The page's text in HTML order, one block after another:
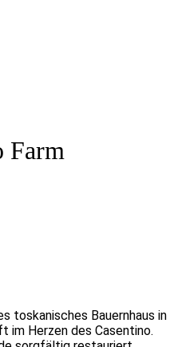
Farm
toskanisches Bauernhaus in
im Herzen des Casentino.